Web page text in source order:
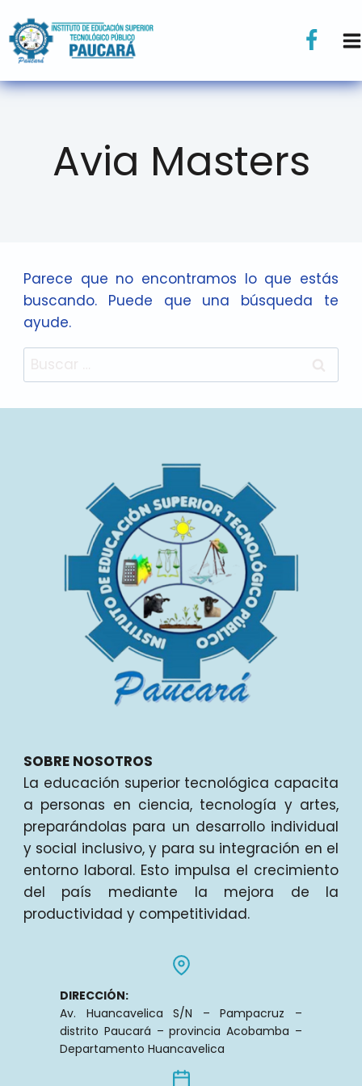
Avia Masters
Parece que no encontramos lo que estás
buscando. Puede que una búsqueda te
ayude.
SOBRE NOSOTROS
La educación superior tecnológica capacita
a personas en ciencia, tecnología y artes,
preparándolas para un desarrollo individual
y social inclusivo, y para su integración en el
entorno laboral. Esto impulsa el crecimiento
del país mediante la mejora de la
productividad y competitividad.
DIRECCIÓN:
Av. Huancavelica S/N – Pampacruz –
distrito Paucará – provincia Acobamba –
Departamento Huancavelica